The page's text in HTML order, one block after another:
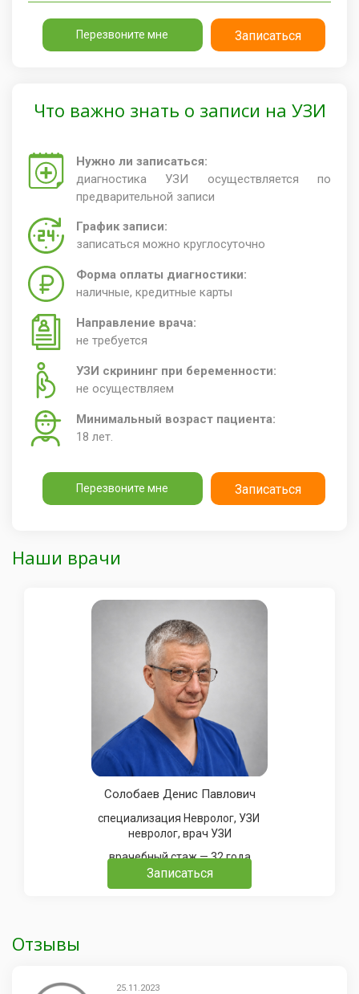
Перезвоните мне Записаться
Что важно знать о записи на УЗИ
Нужно ли записаться:
диагностика УЗИ осуществляется по
предварительной записи
График записи:
записаться можно круглосуточно
Форма оплаты диагностики:
наличные, кредитные карты
Направление врача:
не требуется
УЗИ скрининг при беременности:
не осуществляем
Минимальный возраст пациента:
18 лет.
Перезвоните мне Записаться
Наши врачи
Солобаев Денис Павлович
специализация Невролог, УЗИ
невролог, врач УЗИ
врачебный стаж — 32 года
Записаться
Отзывы
25.11.2023